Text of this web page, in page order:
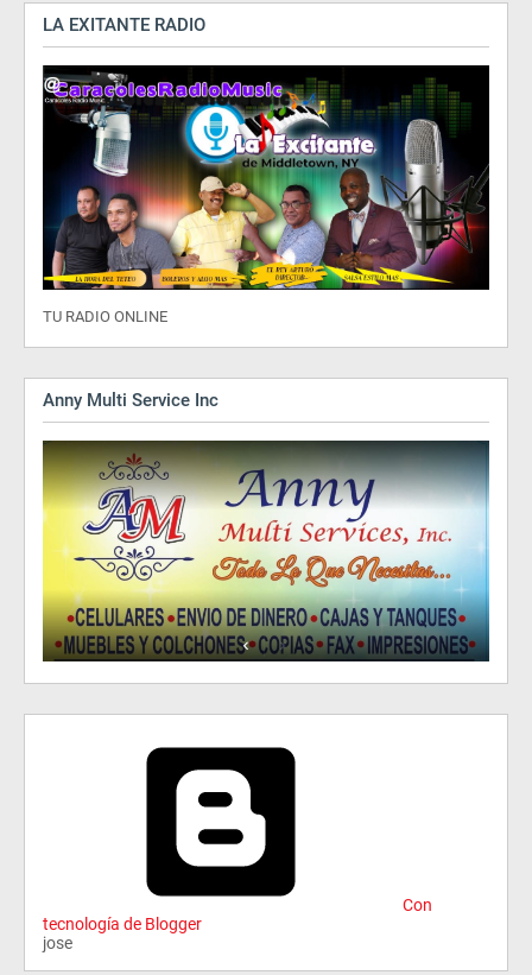
LA EXITANTE RADIO
TU RADIO ONLINE
Anny Multi Service Inc
Con
tecnología de Blogger
jose